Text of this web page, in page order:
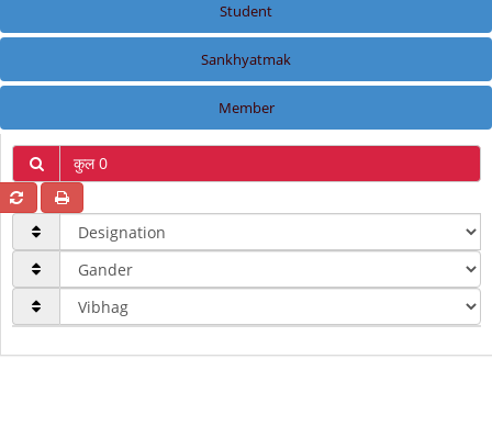
Student
Sankhyatmak
Member
कुल 0